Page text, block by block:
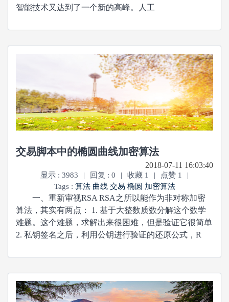
智能技术又达到了一个新的高峰。人工
交易脚本中的椭圆曲线加密算法
2018-07-11 16:03:40
显示 : 3983 | 回复 : 0 | 收藏 1 | 点赞 1
|
Tags : 算法 曲线 交易 椭圆 加密算法
一、重新审视RSA RSA之所以能作为非对称加密
算法，其实有两点： 1. 基于大整数质数分解这个数学
难题。这个难题，求解出来很困难，但是验证它很简单
2. 私钥签名之后，利用公钥进行验证的还原公式，R